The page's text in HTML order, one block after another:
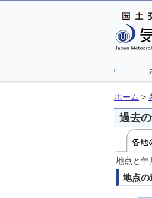
ホーム >
過去
地点と年
地点の